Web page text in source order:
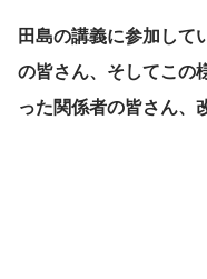
田島の講義に参加して
の皆さん、そしてこの
った関係者の皆さん、